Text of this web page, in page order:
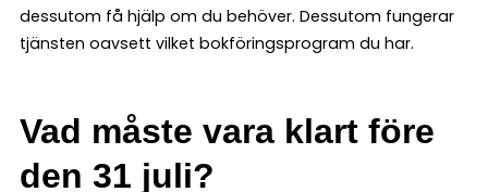
dessutom få hjälp om du behöver. Dessutom fungerar
tjänsten oavsett vilket bokföringsprogram du har.
Vad måste vara klart före
den 31 juli?